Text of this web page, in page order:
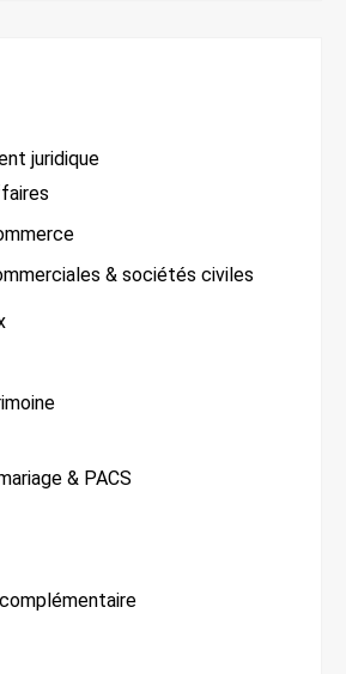
juridique
& sociétés civiles
& PACS